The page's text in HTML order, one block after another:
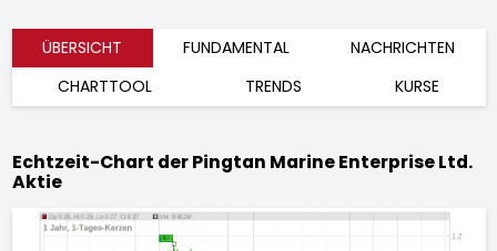
ÜBERSICHT FUNDAMENTAL
NACHRICHTEN
CHARTTOOL
TRENDS KURSE
Echtzeit-Chart der Pingtan Marine Enterprise Ltd.
Aktie